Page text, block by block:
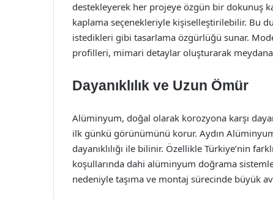
destekleyerek her projeye özgün bir dokunuş
kaplama seçenekleriyle kişiselleştirilebilir. Bu
istedikleri gibi tasarlama özgürlüğü sunar.
profilleri, mimari detaylar oluşturarak
Dayanıklılık ve Uzun Ömür
Alüminyum, doğal olarak korozyona karşı
ilk günkü görünümünü korur. Aydın
dayanıklılığı ile bilinir. Özellikle Türkiye’nin
koşullarında dahi alüminyum doğrama
nedeniyle taşıma ve montaj sürecinde büyük